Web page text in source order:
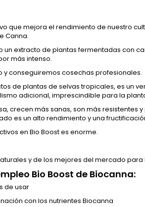
que mejora el rendimiento de nuestro
Canna.
un extracto de plantas fermentadas con
más intenso.
y conseguiremos cosechas profesionales.
de plantas de selvas tropicales, es un
adicional, imprescindible para la
crecen más sanas, son más resistentes
es un alto rendimiento y una
en Bio Boost es enorme.
y de los mejores del mercado
Bio Boost de Biocanna:
de usar
con los nutrientes Biocanna